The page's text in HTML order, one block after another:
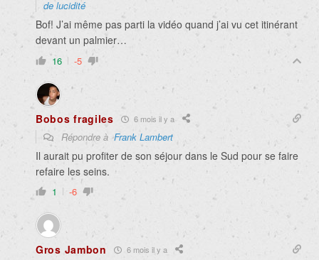
de lucidité
Bof! J’ai même pas parti la vidéo quand j’ai vu cet itinérant
devant un palmier…
16 -5
Bobos fragiles 6 mois il y a
Répondre àFrank Lambert
Il aurait pu profiter de son séjour dans le Sud pour se faire
refaire les seins.
1 -6
Gros Jambon 6 mois il y a